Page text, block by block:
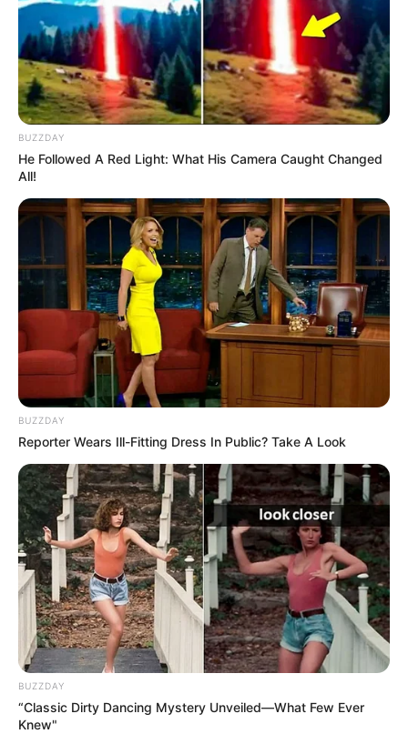
BUZZDAY
He Followed A Red Light: What His Camera Caught Changed
All!
BUZZDAY
Reporter Wears Ill-Fitting Dress In Public? Take A Look
BUZZDAY
“Classic Dirty Dancing Mystery Unveiled—What Few Ever
Knew"